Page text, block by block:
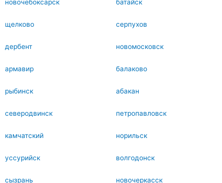
новочебоксарск батайск
щелково серпухов
дербент новомосковск
армавир балаково
рыбинск абакан
северодвинск петропавловск
камчатский норильск
уссурийск волгодонск
сызрань новочеркасск